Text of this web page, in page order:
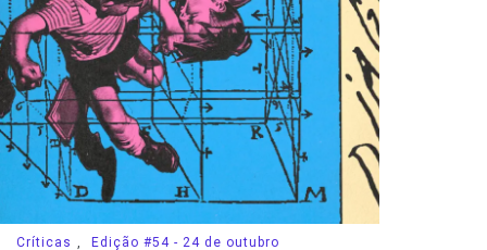
Críticas , Edição #54 - 24 de outubro